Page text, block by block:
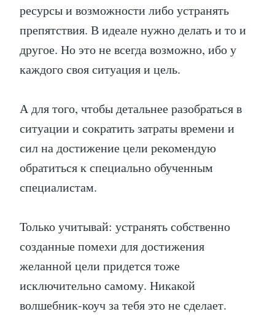
ресурсы и возможности либо устранять
препятствия. В идеале нужно делать и то и
другое. Но это не всегда возможно, ибо у
каждого своя ситуация и цель.
А для того, чтобы детальнее разобраться в
ситуации и сократить затраты времени и
сил на достижение цели рекомендую
обратиться к специально обученным
специалистам.
Только учитывай: устранять собственно
созданные помехи для достижения
желанной цели придется тоже
исключительно самому. Никакой
волшебник-коуч за тебя это не сделает.